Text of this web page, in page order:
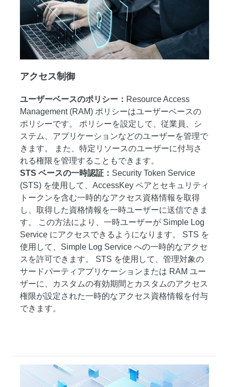
アクセス制御
ユーザーベースのポリシー： Resource Access
Management (RAM) ポリシーはユーザーベースの
ポリシーです。 ポリシーを設定して、従業員、シ
ステム、アプリケーションなどのユーザーを管理で
きます。 また、特定リソースのユーザーに付与さ
れる権限を管理することもできます。
STS ベースの一時認証： Security Token Service
(STS) を使用して、AccessKey ペアとセキュリティ
トークンを含む一時的なアクセス資格情報を取得
し、取得した資格情報を一時ユーザーに送信できま
す。 この方法により、一時ユーザーが Simple Log
Service にアクセスできるようになります。 STS を
使用して、Simple Log Service への一時的なアクセ
スを許可できます。 STS を使用して、管理対象の
サードパーティアプリケーションまたは RAM ユー
ザーに、カスタムの有効期間とカスタムのアクセス
権限が設定された一時的なアクセス資格情報を付与
できます。